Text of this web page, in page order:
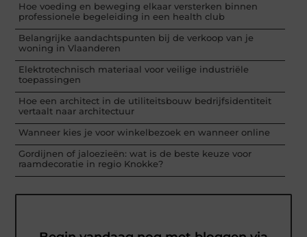
Hoe voeding en beweging elkaar versterken binnen
professionele begeleiding in een health club
Belangrijke aandachtspunten bij de verkoop van je
woning in Vlaanderen
Elektrotechnisch materiaal voor veilige industriële
toepassingen
Hoe een architect in de utiliteitsbouw bedrijfsidentiteit
vertaalt naar architectuur
Wanneer kies je voor winkelbezoek en wanneer online
Gordijnen of jaloezieën: wat is de beste keuze voor
raamdecoratie in regio Knokke?